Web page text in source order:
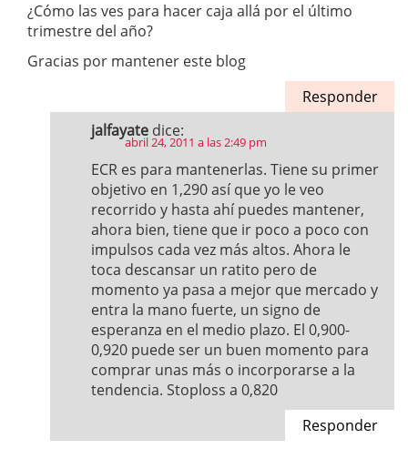
¿Cómo las ves para hacer caja allá por el último
trimestre del año?
Gracias por mantener este blog
Responder
jalfayate dice:
abril 24, 2011 a las 2:49 pm
ECR es para mantenerlas. Tiene su primer
objetivo en 1,290 así que yo le veo
recorrido y hasta ahí puedes mantener,
ahora bien, tiene que ir poco a poco con
impulsos cada vez más altos. Ahora le
toca descansar un ratito pero de
momento ya pasa a mejor que mercado y
entra la mano fuerte, un signo de
esperanza en el medio plazo. El 0,900-
0,920 puede ser un buen momento para
comprar unas más o incorporarse a la
tendencia. Stoploss a 0,820
Responder